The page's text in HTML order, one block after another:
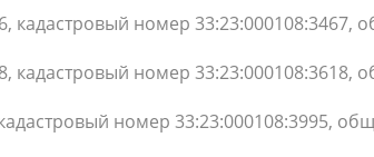
кадастровый номер
кадастровый номер
номер 33:23:000108:3995,